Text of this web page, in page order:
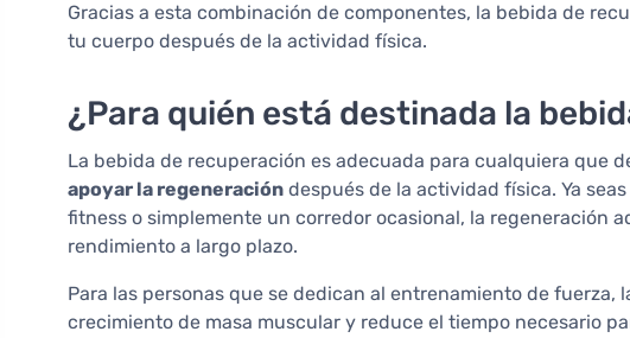
Gracias a esta combinación de componentes, la bebida de
tu cuerpo después de la actividad física.
¿Para quién está destinada la
La bebida de recuperación es adecuada para cualquiera que
apoyar la regeneración después de la actividad física. Ya
fitness o simplemente un corredor ocasional, la regeneración
rendimiento a largo plazo.
Para las personas que se dedican al entrenamiento de fuerza,
crecimiento de masa muscular y reduce el tiempo necesario